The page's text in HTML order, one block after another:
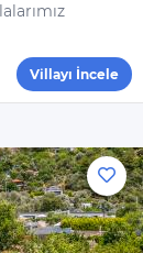
Villayı İncele